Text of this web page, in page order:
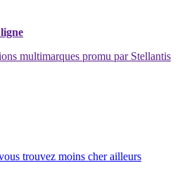
multimarques promu par Stellantis
trouvez moins cher ailleurs